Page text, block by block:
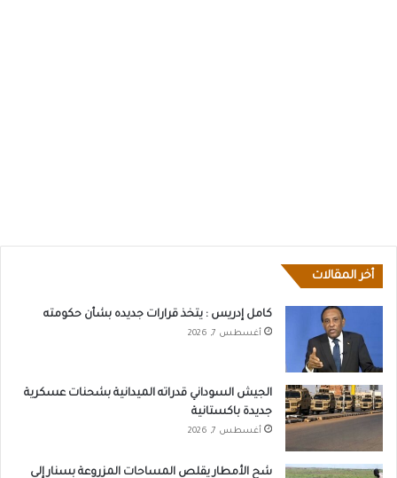
أخر المقالات
كامل إدريس : يتخذ قرارات جديده بشأن حكومته
أغسطس 7, 2026
الجيش السوداني قدراته الميدانية بشحنات عسكرية
جديدة باكستانية
أغسطس 7, 2026
شح الأمطار يقلص المساحات المزروعة بسنار إلى